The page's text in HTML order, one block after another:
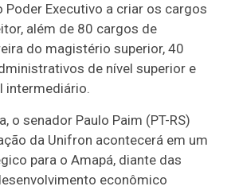
Executivo a criar os cargos
além de 80 cargos de
do magistério superior, 40
de nível superior e
intermediário.
o senador Paulo Paim (PT-RS)
da Unifron acontecerá em um
para o Amapá, diante das
econômico